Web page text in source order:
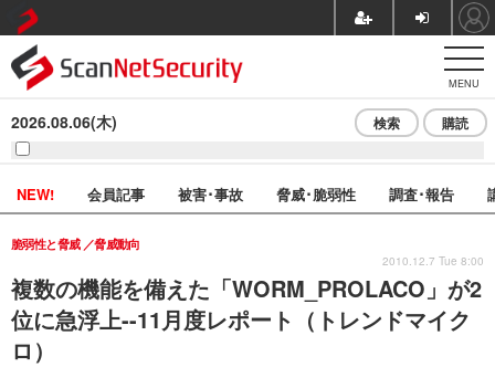
MENU
2026.08.06(木) 検索 購読
NEW! 会員記事 被害･事故 脅威･脆弱性 調査･報告
複数の機能を備えた「WORM_PROLACO」が2
位に急浮上--11月度レポート（トレンドマイク
ロ）
脆弱性と脅威 脅威動向
2010.12.7 Tue 8:00